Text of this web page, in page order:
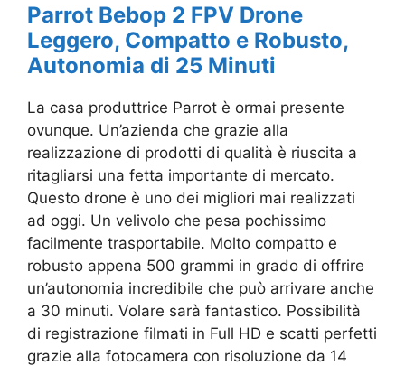
Parrot Bebop 2 FPV Drone
Leggero, Compatto e Robusto,
Autonomia di 25 Minuti
La casa produttrice Parrot è ormai presente
ovunque. Un’azienda che grazie alla
realizzazione di prodotti di qualità è riuscita a
ritagliarsi una fetta importante di mercato.
Questo drone è uno dei migliori mai realizzati
ad oggi. Un velivolo che pesa pochissimo
facilmente trasportabile. Molto compatto e
robusto appena 500 grammi in grado di offrire
un’autonomia incredibile che può arrivare anche
a 30 minuti. Volare sarà fantastico. Possibilità
di registrazione filmati in Full HD e scatti perfetti
grazie alla fotocamera con risoluzione da 14